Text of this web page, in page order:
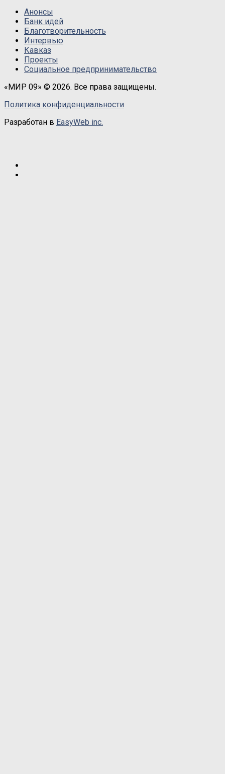
Анонсы
Банк идей
Благотворительность
Интервью
Кавказ
Проекты
Социальное предпринимательство
«МИР 09» © 2026. Все права защищены.
Политика конфиденциальности
Разработан в EasyWeb inc.